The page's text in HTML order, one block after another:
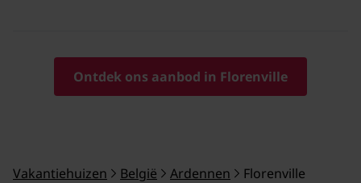
Ontdek ons aanbod in Florenville
Vakantiehuizen België Ardennen Florenville